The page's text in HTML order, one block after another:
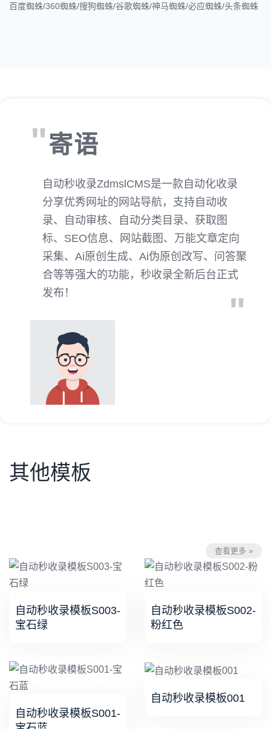
百度蜘蛛/360蜘蛛/搜狗蜘蛛/谷歌蜘蛛/神马蜘蛛/必应蜘蛛/头条蜘蛛
"寄语
自动秒收录ZdmslCMS是一款自动化收录
分享优秀网址的网站导航，支持自动收
录、自动审核、自动分类目录、获取图
标、SEO信息、网站截图、万能文章定向
采集、Ai原创生成、Ai伪原创改写、问答聚
合等等强大的功能，秒收录全新后台正式
发布！
"
其他模板
查看更多 »
自动秒收录模板S003-
宝石绿
自动秒收录模板S002-
粉红色
自动秒收录模板S001-
自动秒收录模板001